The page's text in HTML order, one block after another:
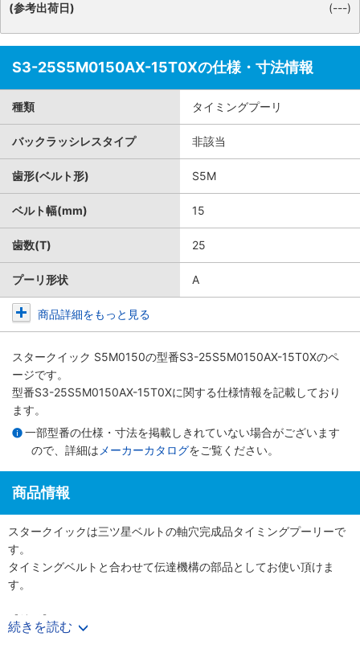
(参考出荷日)
(---)
S3-25S5M0150AX-15T0Xの仕様・寸法情報
種類 タイミングプーリ
バックラッシレスタイプ 非該当
歯形(ベルト形) S5M
ベルト幅(mm) 15
歯数(T) 25
プーリ形状 A
商品詳細をもっと見る
スタークイック S5M0150の型番S3-25S5M0150AX-15T0Xのペ
ージです。
型番S3-25S5M0150AX-15T0Xに関する仕様情報を記載しており
ます。
一部型番の仕様・寸法を掲載しきれていない場合がございます
ので、詳細は メーカーカタログをご覧ください。
商品情報
スタークイックは三ツ星ベルトの軸穴完成品タイミングプーリーで
す。
タイミングベルトと合わせて伝達機構の部品としてお使い頂けま
す。
【特長】
・使用する軸径に合わせて軸穴・キー・タップ加工付きの完成プー
続きを読む